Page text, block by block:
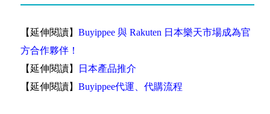
【延伸閱讀】 Buyippee 與 Rakuten 日本樂天市場成為官
方合作夥伴！
【延伸閱讀】
日本產品推介
【延伸閱讀】 Buyippee代運、代購流程